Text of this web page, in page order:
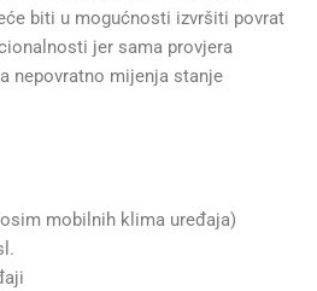
biti u mogućnosti izvršiti povrat
jer sama provjera
nepovratno mijenja stanje
mobilnih klima uređaja)